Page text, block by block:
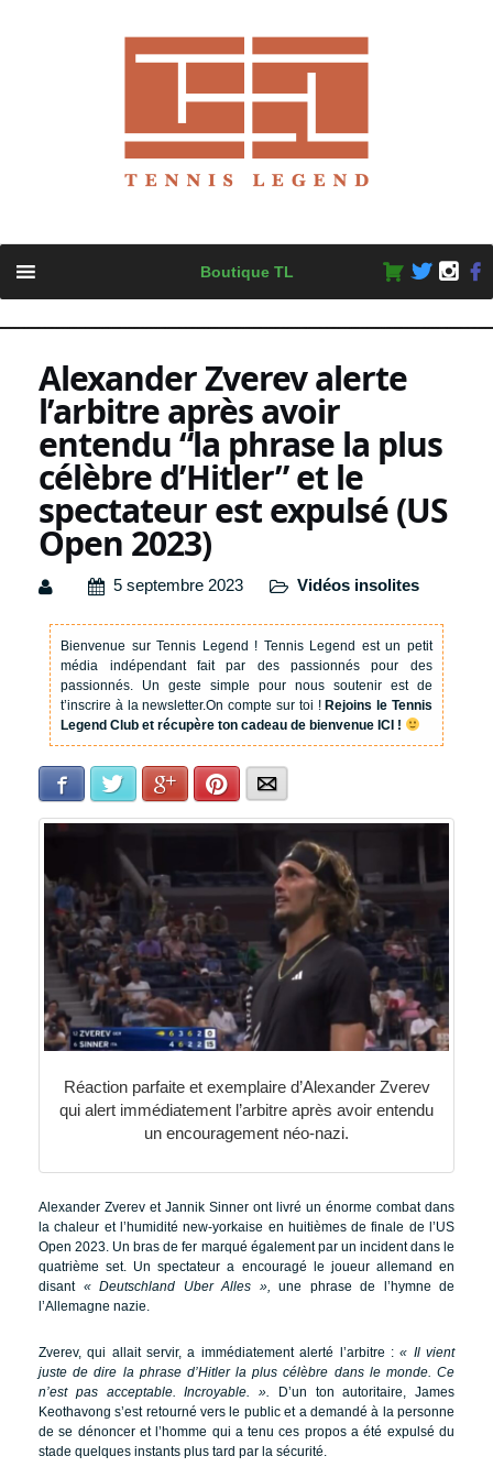
content
Boutique TL
Alexander Zverev alerte
l’arbitre après avoir
entendu “la phrase la plus
célèbre d’Hitler” et le
spectateur est expulsé (US
Open 2023)
5 septembre 2023 Vidéos insolites
Bienvenue sur Tennis Legend ! Tennis Legend est un petit
média indépendant fait par des passionnés pour des
passionnés. Un geste simple pour nous soutenir est de
t’inscrire à la newsletter.On compte sur toi !Rejoins le Tennis
Legend Club et récupère ton cadeau de bienvenue ICI !
Facebook Twitter Google+Pinterest
Réaction parfaite et exemplaire d’Alexander Zverev
qui alert immédiatement l’arbitre après avoir entendu
un encouragement néo-nazi.
Alexander Zverev et Jannik Sinner ont livré un énorme combat dans
la chaleur et l’humidité new-yorkaise en huitièmes de finale de l’US
Open 2023. Un bras de fer marqué également par un incident dans le
quatrième set. Un spectateur a encouragé le joueur allemand en
disant « Deutschland Uber Alles », une phrase de l’hymne de
l’Allemagne nazie.
Zverev, qui allait servir, a immédiatement alerté l’arbitre :« Il vient
juste de dire la phrase d’Hitler la plus célèbre dans le monde. Ce
n’est pas acceptable. Incroyable.
».
D’un ton autoritaire, James
Keothavong s’est retourné vers le public et a demandé à la personne
de se dénoncer et l’homme qui a tenu ces propos a été expulsé du
stade quelques instants plus tard par la sécurité.